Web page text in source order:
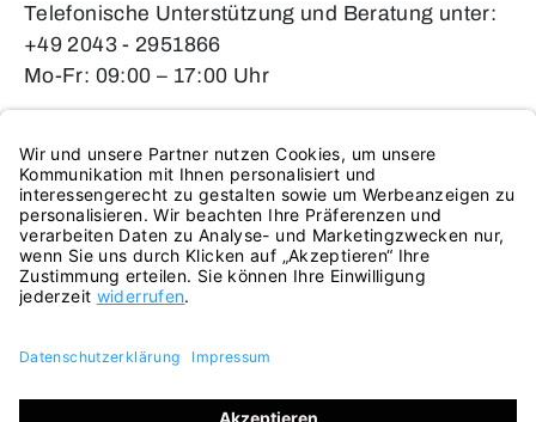
Telefonische Unterstützung und Beratung unter:
+49 2043 - 2951866
Mo-Fr: 09:00 – 17:00 Uhr
Oder über unser Kontaktformular
VERTRAG WIDERRUFEN
SERVICE & BERATUNG
ÜBER UNS